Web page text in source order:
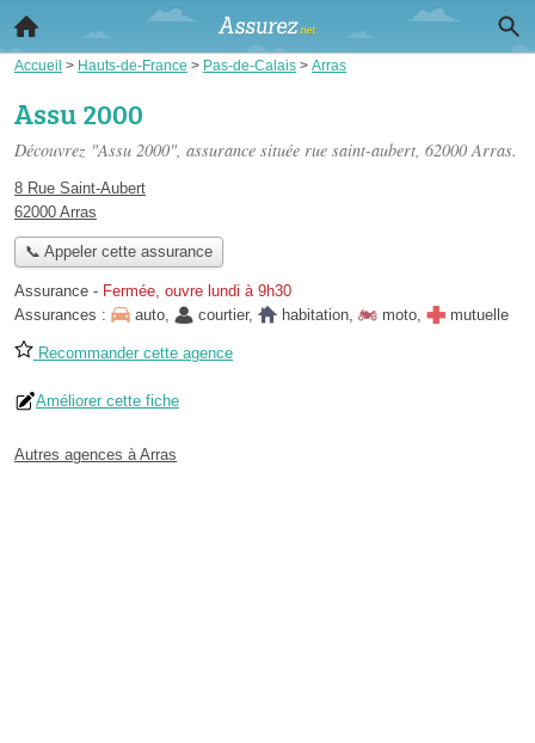
Accueil > Hauts-de-France > Pas-de-Calais > Arras
Assu 2000
Découvrez "Assu 2000", assurance située rue saint-aubert, 62000 Arras.
8 Rue Saint-Aubert
62000 Arras
📞 Appeler cette assurance
Assurance - Fermée, ouvre lundi à 9h30
Assurances :
auto, courtier, habitation, moto, mutuelle
Recommander cette agence
Améliorer cette fiche
Autres agences à Arras